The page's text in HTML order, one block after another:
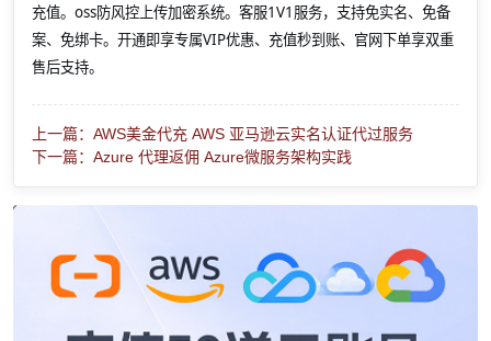
充值。oss防风控上传加密系统。客服1V1服务，支持免实名、免备
案、免绑卡。开通即享专属VIP优惠、充值秒到账、官网下单享双重
售后支持。
上一篇：AWS美金代充 AWS 亚马逊云实名认证代过服务
下一篇：Azure 代理返佣 Azure微服务架构实践